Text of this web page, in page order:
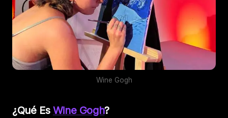
Wine Gogh
¿Qué Es Wine Gogh?